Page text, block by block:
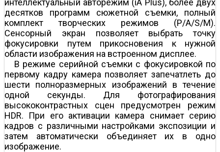
интеллектуальный авторежим (iA Plus), более двух
десятков программ сюжетной съемки, полный
комплект творческих режимов (P/A/S/M).
Сенсорный экран позволяет выбрать точку
фокусировки путем прикосновения к нужной
области изображения на встроенном дисплее.
В режиме серийной съемки с фокусировкой по
первому кадру камера позволяет запечатлеть до
шести полноразмерных изображений в течение
одной секунды. Для фотографирования
высококонтрастных сцен предусмотрен режим
HDR. При его активации камера снимает серию
кадров с различными настройками экспозиции и
затем автоматически объединяет их в одно
изображение.